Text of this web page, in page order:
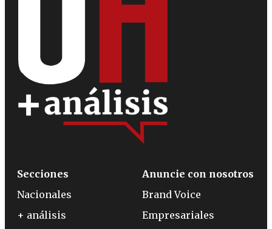
Secciones
Nacionales
+ análisis
Anuncie con nosotros
Brand Voice
Empresariales